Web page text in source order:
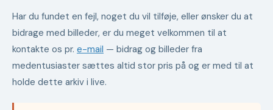
Har du fundet en fejl, noget du vil tilføje, eller ønsker du at
bidrage med billeder, er du meget velkommen til at
kontakte os pr. e-mail — bidrag og billeder fra
medentusiaster sættes altid stor pris på og er med til at
holde dette arkiv i live.